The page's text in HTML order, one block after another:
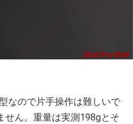
なので片手操作は難しいで
せん。重量は実測198gとそ